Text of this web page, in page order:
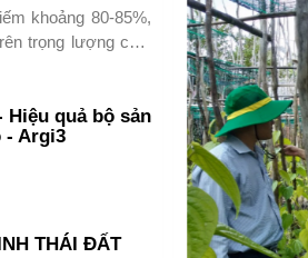
khoảng 80-85%,
trọng lượng chất
quả bộ sản
- Argi3
THÁI ĐẤT